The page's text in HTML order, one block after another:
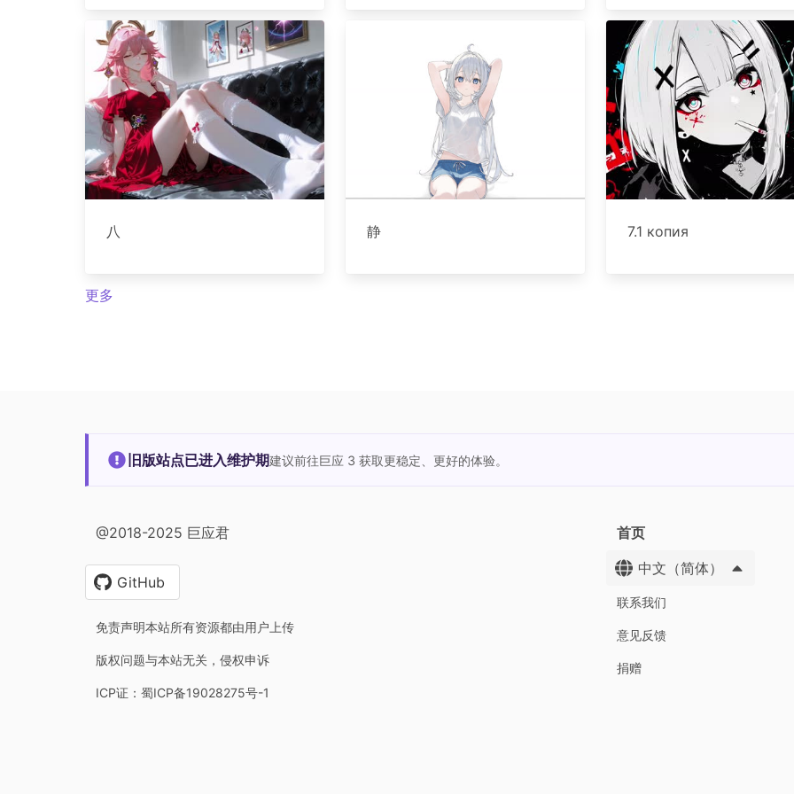
八 静 7.1 копия
更多
旧版站点已进入维护期建议前往巨应 3 获取更稳定、更好的体验。
@2018-2025 巨应君
GitHub
免责声明本站所有资源都由用户上传
版权问题与本站无关，侵权申诉
ICP证：蜀ICP备19028275号-1
首页
中文（简体）
联系我们
意见反馈
捐赠